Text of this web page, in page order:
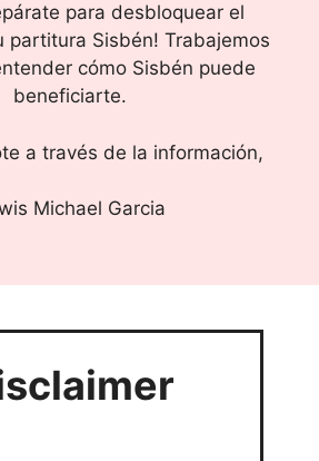
para desbloquear el
partitura Sisbén! Trabajemos
cómo Sisbén puede
beneficiarte.
a través de la información,
Michael Garcia